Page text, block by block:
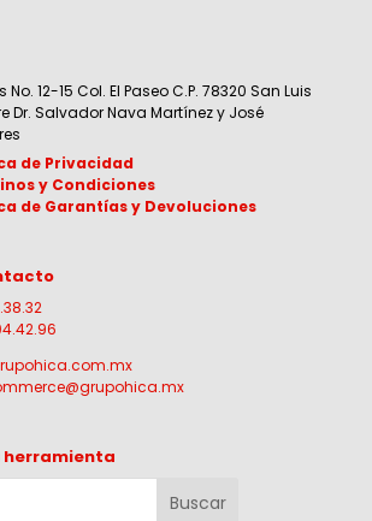
No. 12-15 Col. El Paseo C.P. 78320 San Luis
Dr. Salvador Nava Martínez y José
de Privacidad
y Condiciones
de Garantías y Devoluciones
herramienta